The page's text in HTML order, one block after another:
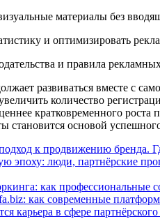
материалы без
и оптимизировать
и правила
развиваться вместе с
количество
кратковременного
становится основой
к продвижению бренда.
эпоху: люди, партнёрские
как профессиональные
как современные
карьера в сфере